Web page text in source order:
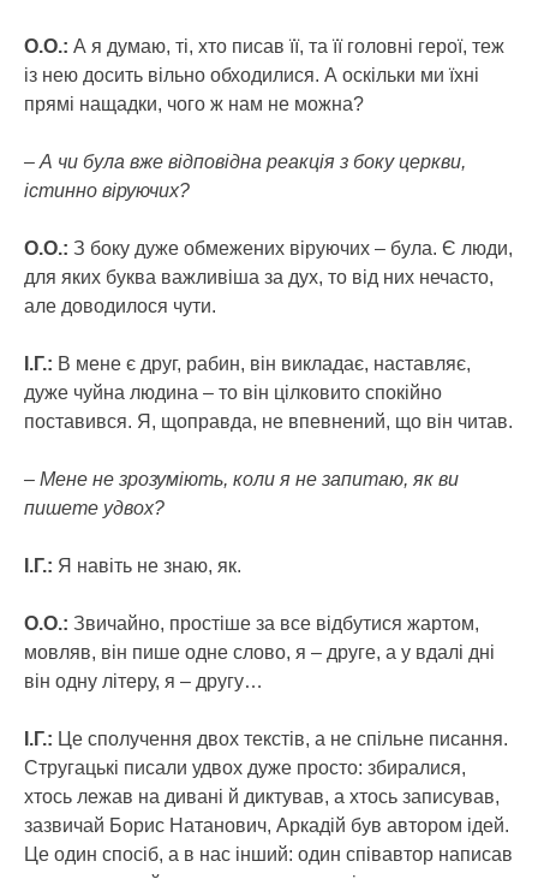
О.О.: А я думаю, ті, хто писав її, та її головні герої, теж
із нею досить вільно обходилися. А оскільки ми їхні
прямі нащадки, чого ж нам не можна?
– А чи була вже відповідна реакція з боку церкви,
істинно віруючих?
О.О.: З боку дуже обмежених віруючих – була. Є люди,
для яких буква важливіша за дух, то від них нечасто,
але доводилося чути.
І.Г.: В мене є друг, рабин, він викладає, наставляє,
дуже чуйна людина – то він цілковито спокійно
поставився. Я, щоправда, не впевнений, що він читав.
– Мене не зрозуміють, коли я не запитаю, як ви
пишете удвох?
І.Г.: Я навіть не знаю, як.
О.О.: Звичайно, простіше за все відбутися жартом,
мовляв, він пише одне слово, я – друге, а у вдалі дні
він одну літеру, я – другу…
І.Г.: Це сполучення двох текстів, а не спільне писання.
Стругацькі писали удвох дуже просто: збиралися,
хтось лежав на дивані й диктував, а хтось записував,
зазвичай Борис Натанович, Аркадій був автором ідей.
Це один спосіб, а в нас інший: один співавтор написав